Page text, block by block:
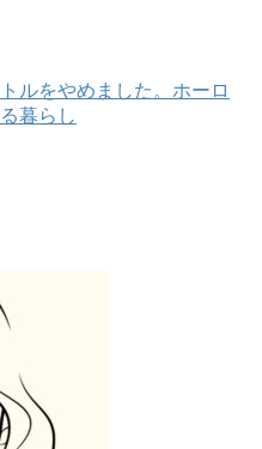
ルをやめました。ホーロ
暮らし